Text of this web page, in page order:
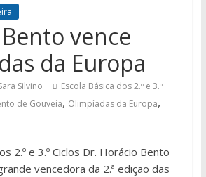
vence
da Europa
Silvino
Escola Básica dos 2.º e 3.º
de Gouveia, Olimpíadas da Europa,
2.º e 3.º Ciclos Dr. Horácio Bento
vencedora da 2.ª edição das